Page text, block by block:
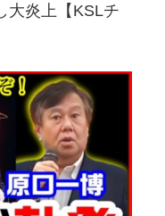
大炎上【KSLチ